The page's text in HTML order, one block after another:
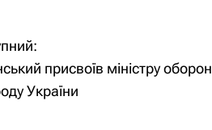
присвоїв міністру
України